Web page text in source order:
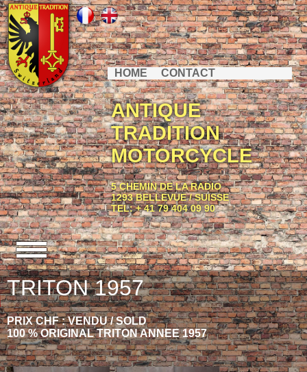
HOME CONTACT
ANTIQUE
TRADITION
MOTORCYCLE
5 CHEMIN DE LA RADIO
1293 BELLEVUE / SUISSE
TEL: + 41 79 404 09 90
TRITON 1957
PRIX CHF : VENDU / SOLD
100 % ORIGINAL TRITON ANNEE 1957